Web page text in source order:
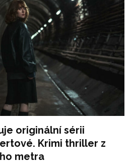
originální sérii
Krimi thriller z
metra